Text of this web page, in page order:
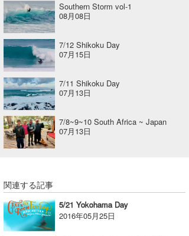
Southern Storm vol-1
08月08日
7/12 Shikoku Day
07月15日
7/11 Shikoku Day
07月13日
7/8~9~10 South Africa ~ Japan
07月13日
関連する記事
5/21 Yokohama Day
2016年05月25日